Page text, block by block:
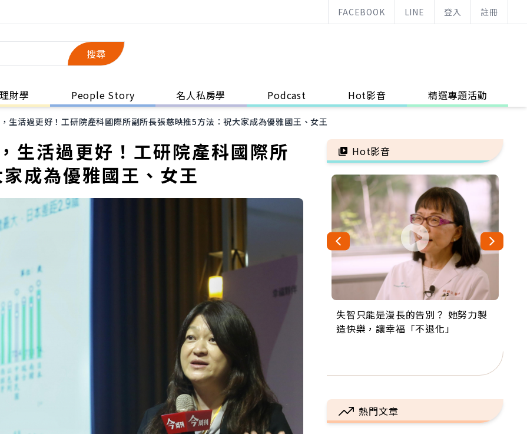
FACEBOOK LINE 登入 註冊
搜尋
理財學 People Story 名人私房學 Podcast Hot影音 精選專題活動
生活過更好！工研院產科國際所副所長張慈映推5方法：祝大家成為優雅國王、女王
生活過更好！工研院產科國際所
成為優雅國王、女王
Hot影音
失智只能是漫長的告別？ 她努力製
造快樂，讓幸福「不退化」
來自剛果的巧克力神父 為台灣奉獻
36年 「台灣是我的家，我連作夢都
63歲卸矽谷副總、搬回台灣找快
樂！「蛋黃哥小丑」走進安養院，
104歲打破金氏世界紀錄 成為全球
最年長羽球選手，分享長壽的秘密
事業巔峰他選擇追夢…黑手阿伯拉
小提琴還登上小巨蛋！連CNN都大
熱門文章